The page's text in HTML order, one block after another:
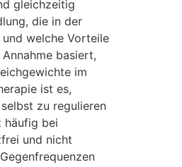
gleichzeitig
die in der
welche Vorteile
basiert,
im
ist es,
zu regulieren
häufig bei
und nicht